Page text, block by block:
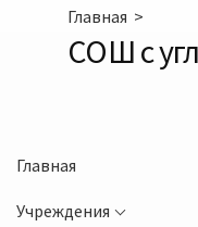
Главная >
СОШ с
Главная
Учреждения